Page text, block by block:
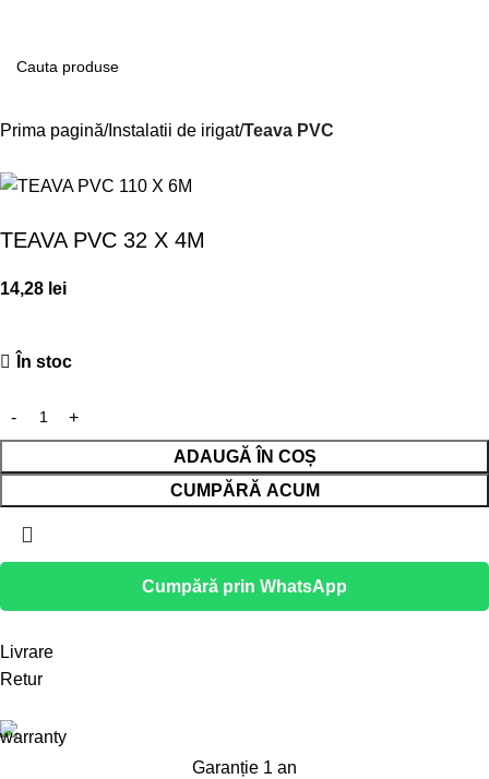
Prima pagină Instalatii de irigat Teava PVC
TEAVA PVC 32 X 4M
14,28 lei
În stoc
ADAUGĂ ÎN COȘ
CUMPĂRĂ ACUM
Cumpără prin WhatsApp
Livrare
Retur
Garanție 1 an